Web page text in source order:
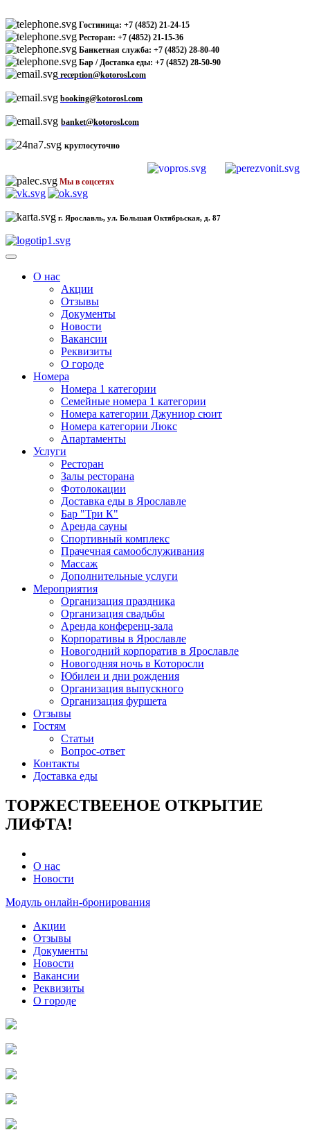
Гостиница: +7 (4852) 21-24-15
Ресторан: +7 (4852) 21-15-36
Банкетная служба: +7 (4852) 28-80-40
Бар / Доставка еды: +7 (4852) 28-50-90
reception@kotorosl.com
booking@kotorosl.com
banket@kotorosl.com
круглосуточно
Мы в соцсетях
г. Ярославль, ул. Большая Октябрьская, д. 87
О нас
Акции
Отзывы
Документы
Новости
Вакансии
Реквизиты
О городе
Номера
Номера 1 категории
Семейные номера 1 категории
Номера категории Джуниор сюит
Номера категории Люкс
Апартаменты
Услуги
Ресторан
Залы ресторана
Фотолокации
Доставка еды в Ярославле
Бар "Три К"
Аренда сауны
Спортивный комплекс
Прачечная самообслуживания
Массаж
Дополнительные услуги
Мероприятия
Организация праздника
Организация свадьбы
Аренда конференц-зала
Корпоративы в Ярославле
Новогодний корпоратив в Ярославле
Новогодняя ночь в Которосли
Юбилеи и дни рождения
Организация выпускного
Организация фуршета
Отзывы
Гостям
Статьи
Вопрос-ответ
Контакты
Доставка еды
ТОРЖЕСТВЕЕНОЕ ОТКРЫТИЕ
ЛИФТА!
О нас
Новости
Модуль онлайн-бронирования
Акции
Отзывы
Документы
Новости
Вакансии
Реквизиты
О городе